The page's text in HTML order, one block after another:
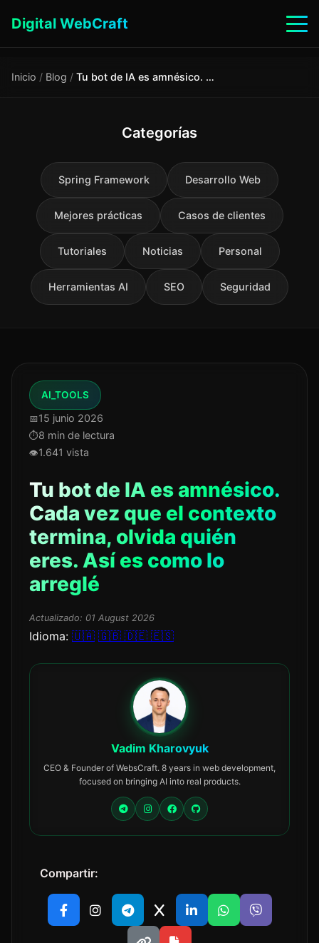
Digital WebCraft
Inicio / Blog / Tu bot de IA es amnésico. Cada vez que el contexto termina, olvida quién eres. Así es como lo arreglé
Categorías
Spring Framework Desarrollo Web
Mejores prácticas Casos de clientes
Tutoriales Noticias Personal
Herramientas AI SEO Seguridad
AI_TOOLS
15 junio 2026
8 min de lectura
1.641 vista
Tu bot de IA es amnésico.
Cada vez que el contexto
termina, olvida quién
eres. Así es como lo
arreglé
Actualizado: 01 August 2026
Idioma: 🇺🇦 🇬🇧 🇩🇪 🇪🇸
Vadim Kharovyuk
CEO & Founder of WebsCraft. 8 years in web development,
focused on bringing AI into real products.
Compartir: